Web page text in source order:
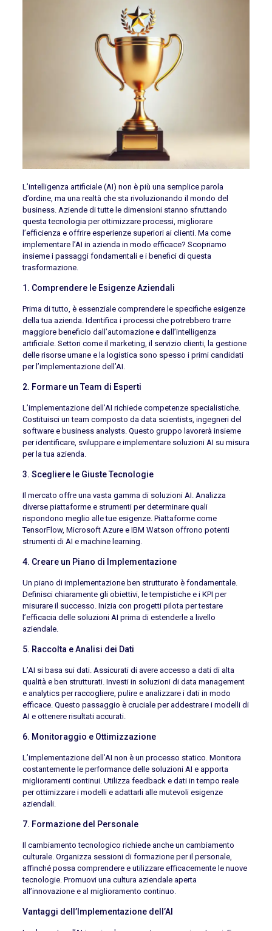
L’intelligenza artificiale (AI) non è più una semplice parola
d’ordine, ma una realtà che sta rivoluzionando il mondo del
business. Aziende di tutte le dimensioni stanno sfruttando
questa tecnologia per ottimizzare processi, migliorare
l’efficienza e offrire esperienze superiori ai clienti. Ma come
implementare l’AI in azienda in modo efficace? Scopriamo
insieme i passaggi fondamentali e i benefici di questa
trasformazione.
1. Comprendere le Esigenze Aziendali
Prima di tutto, è essenziale comprendere le specifiche esigenze
della tua azienda. Identifica i processi che potrebbero trarre
maggiore beneficio dall’automazione e dall’intelligenza
artificiale. Settori come il marketing, il servizio clienti, la gestione
delle risorse umane e la logistica sono spesso i primi candidati
per l’implementazione dell’AI.
2. Formare un Team di Esperti
L’implementazione dell’AI richiede competenze specialistiche.
Costituisci un team composto da data scientists, ingegneri del
software e business analysts. Questo gruppo lavorerà insieme
per identificare, sviluppare e implementare soluzioni AI su misura
per la tua azienda.
3. Scegliere le Giuste Tecnologie
Il mercato offre una vasta gamma di soluzioni AI. Analizza
diverse piattaforme e strumenti per determinare quali
rispondono meglio alle tue esigenze. Piattaforme come
TensorFlow, Microsoft Azure e IBM Watson offrono potenti
strumenti di AI e machine learning.
4. Creare un Piano di Implementazione
Un piano di implementazione ben strutturato è fondamentale.
Definisci chiaramente gli obiettivi, le tempistiche e i KPI per
misurare il successo. Inizia con progetti pilota per testare
l’efficacia delle soluzioni AI prima di estenderle a livello
aziendale.
5. Raccolta e Analisi dei Dati
L’AI si basa sui dati. Assicurati di avere accesso a dati di alta
qualità e ben strutturati. Investi in soluzioni di data management
e analytics per raccogliere, pulire e analizzare i dati in modo
efficace. Questo passaggio è cruciale per addestrare i modelli di
AI e ottenere risultati accurati.
6. Monitoraggio e Ottimizzazione
L’implementazione dell’AI non è un processo statico. Monitora
costantemente le performance delle soluzioni AI e apporta
miglioramenti continui. Utilizza feedback e dati in tempo reale
per ottimizzare i modelli e adattarli alle mutevoli esigenze
aziendali.
7. Formazione del Personale
Il cambiamento tecnologico richiede anche un cambiamento
culturale. Organizza sessioni di formazione per il personale,
affinché possa comprendere e utilizzare efficacemente le nuove
tecnologie. Promuovi una cultura aziendale aperta
all’innovazione e al miglioramento continuo.
Vantaggi dell’Implementazione dell’AI